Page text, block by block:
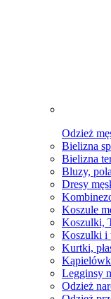
Odzież
Bielizna
Bielizna
Bluzy,
Dresy
Koszule
Koszulki,
Koszulki i
Kurtki,
Legginsy
Odzież